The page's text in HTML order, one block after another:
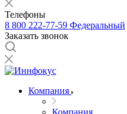
Телефоны
8 800 222-77-59 Федеральный
Заказать звонок
Компания
Компания